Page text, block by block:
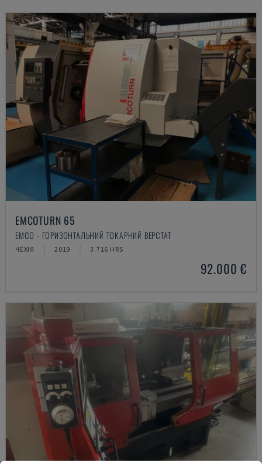
EMCOTURN 65
EMCO - ГОРИЗОНТАЛЬНИЙ ТОКАРНИЙ ВЕРСТАТ
ЧЕХІЯ 2019 3.716 HRS
92.000 €